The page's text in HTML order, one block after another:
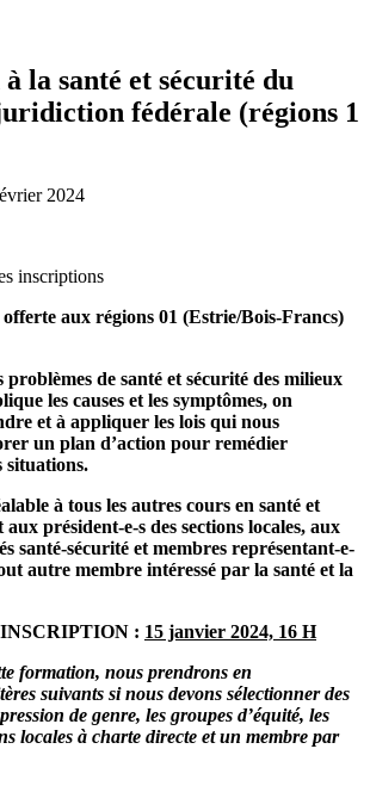
la santé et sécurité du
fédérale (régions 1
2024
inscriptions
aux régions 01 (Estrie/Bois-Francs)
problèmes de santé et sécurité des milieux
les causes et les symptômes, on
et à appliquer les lois qui nous
un plan d’action pour remédier
situations.
à tous les autres cours en santé et
président-e-s des sections locales, aux
santé-sécurité et membres représentant-e-
autre membre intéressé par la santé et la
: 15 janvier 2024, 16 H
formation, nous prendrons en
suivants si nous devons sélectionner des
de genre, les groupes d’équité, les
locales à charte directe et un membre par